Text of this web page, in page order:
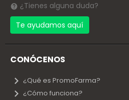
¿Tienes alguna duda?
Te ayudamos aquí
CONÓCENOS
¿Qué es PromoFarma?
¿Cómo funciona?